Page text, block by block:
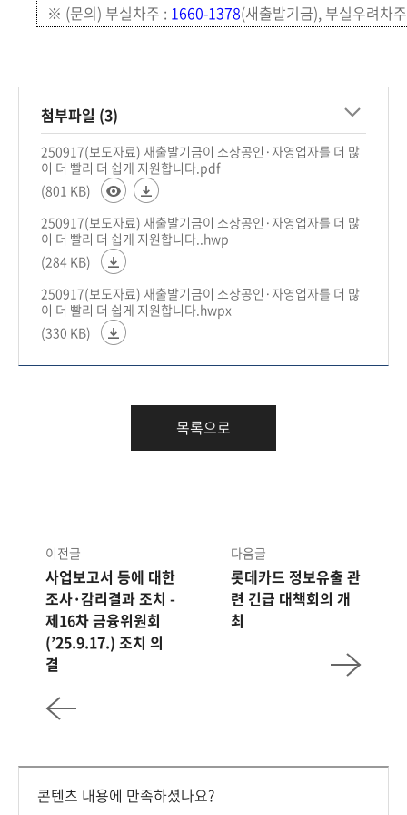
※ (문의) 부실차주 : 1660-1378(새출발기금), 부실우려차
첨부파일 (3)
250917(보도자료) 새출발기금이 소상공인·자영업자를 더 많
이 더 빨리 더 쉽게 지원합니다.pdf
(801 KB)
250917(보도자료) 새출발기금이 소상공인·자영업자를 더 많
이 더 빨리 더 쉽게 지원합니다..hwp
(284 KB)
250917(보도자료) 새출발기금이 소상공인·자영업자를 더 많
이 더 빨리 더 쉽게 지원합니다.hwpx
(330 KB)
목록으로
이전글
사업보고서 등에 대한
조사·감리결과 조치 -
제16차 금융위원회
(’25.9.17.) 조치 의
결
다음글
롯데카드 정보유출 관
련 긴급 대책회의 개
최
콘텐츠 내용에 만족하셨나요?